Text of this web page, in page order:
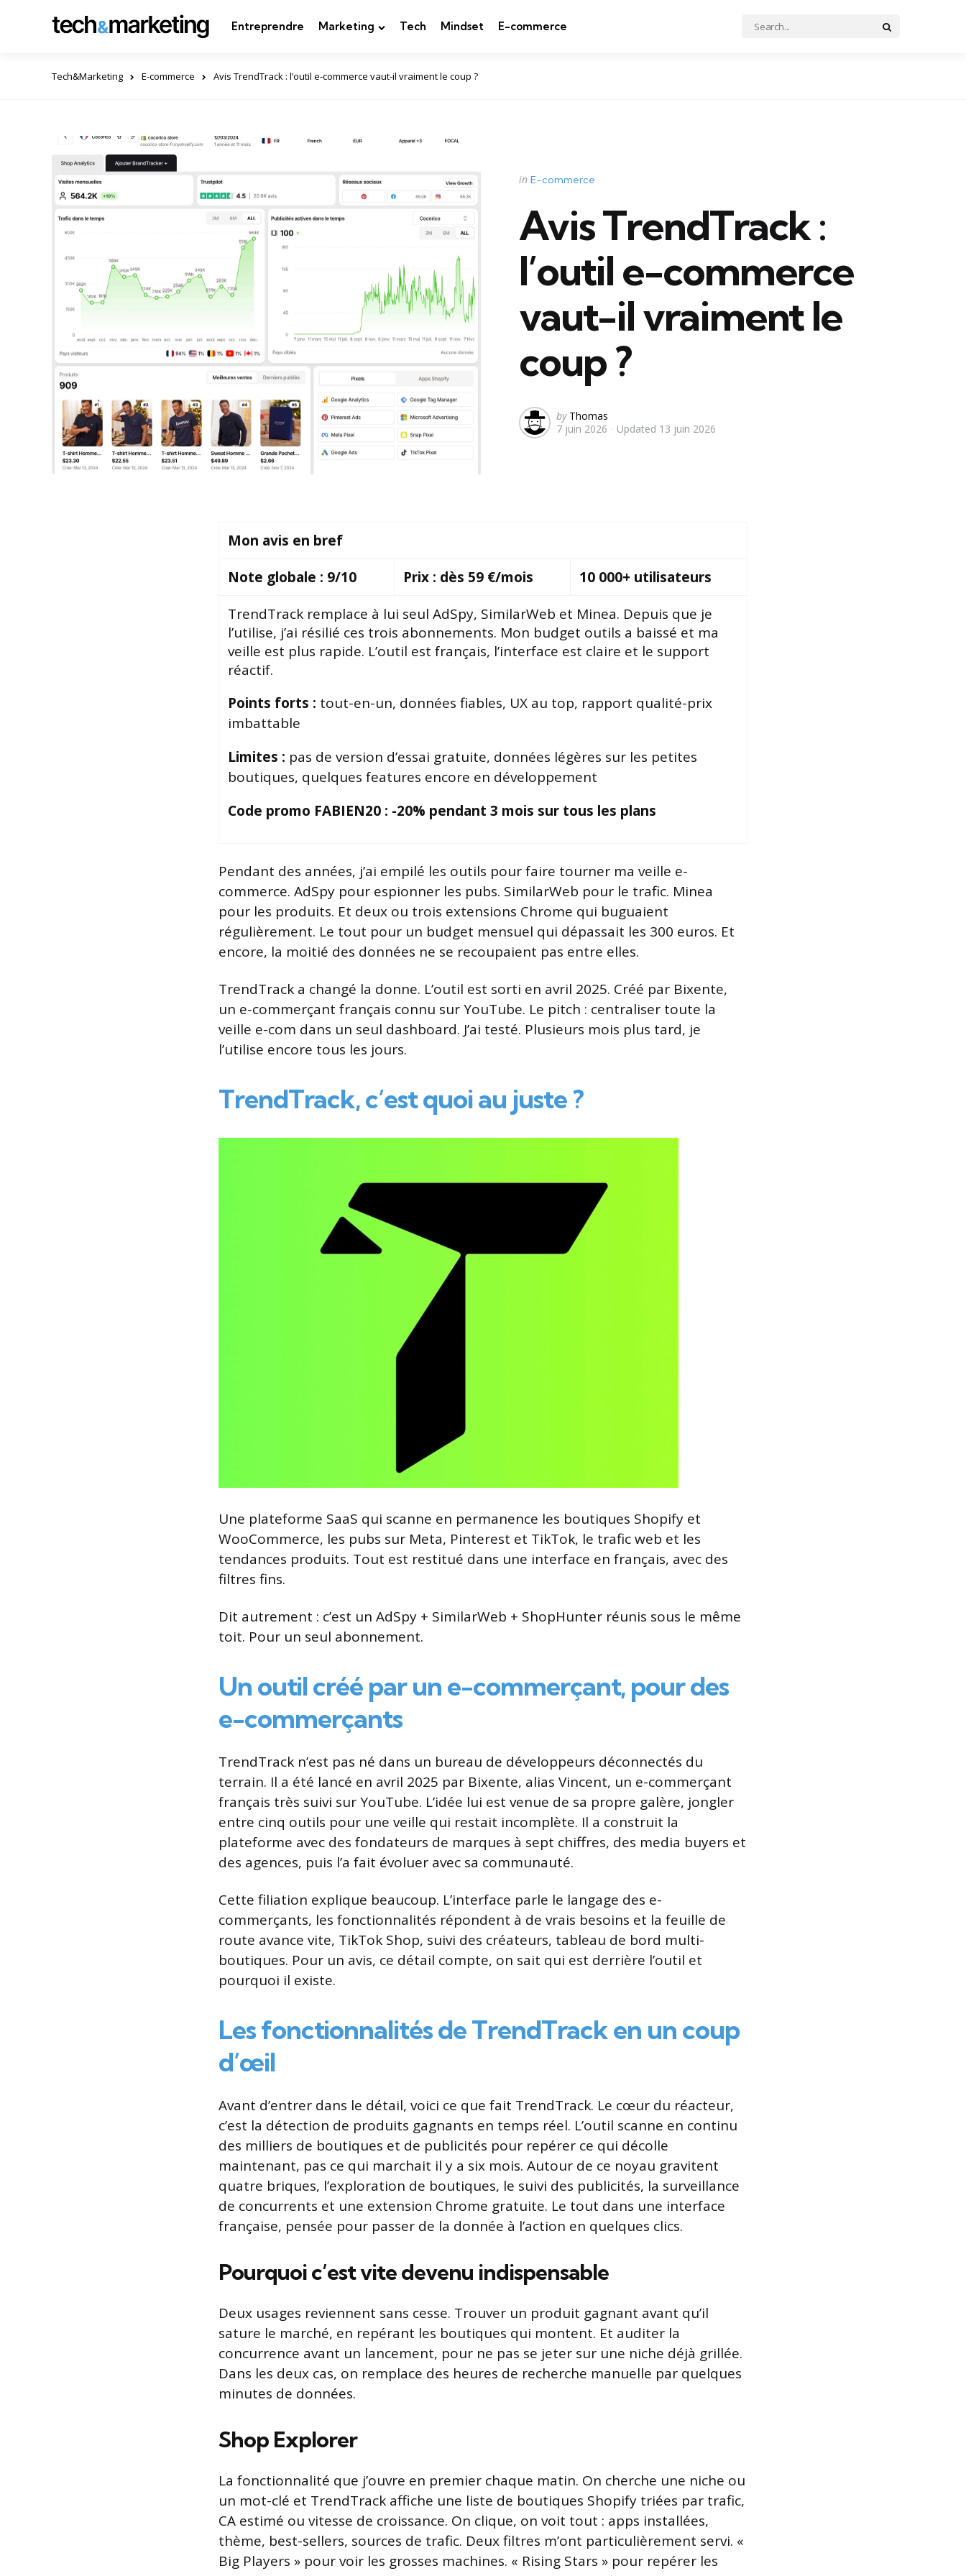
Entreprendre Marketing Tech Mindset E-commerce
Search
for:
Tech&Marketing E-commerce Avis TrendTrack : l’outil e-commerce vaut-il vraiment le coup ?
Categories
Posted
in E-commerce
Avis TrendTrack :
l’outil e-commerce
vaut-il vraiment le
coup ?
Posted
by
by Thomas
7 juin 2026
Updated 13 juin 2026
Mon avis en bref
Note globale : 9/10
Prix : dès 59 €/mois
10 000+ utilisateurs
TrendTrack remplace à lui seul AdSpy, SimilarWeb et Minea. Depuis que je
l’utilise, j’ai résilié ces trois abonnements. Mon budget outils a baissé et ma
veille est plus rapide. L’outil est français, l’interface est claire et le support
réactif.
Points forts : tout-en-un, données fiables, UX au top, rapport qualité-prix
imbattable
Limites : pas de version d’essai gratuite, données légères sur les petites
boutiques, quelques features encore en développement
Code promo FABIEN20 : -20% pendant 3 mois sur tous les plans
Pendant des années, j’ai empilé les outils pour faire tourner ma veille e-
commerce. AdSpy pour espionner les pubs. SimilarWeb pour le trafic. Minea
pour les produits. Et deux ou trois extensions Chrome qui buguaient
régulièrement. Le tout pour un budget mensuel qui dépassait les 300 euros. Et
encore, la moitié des données ne se recoupaient pas entre elles.
TrendTrack a changé la donne. L’outil est sorti en avril 2025. Créé par Bixente,
un e-commerçant français connu sur YouTube. Le pitch : centraliser toute la
veille e-com dans un seul dashboard. J’ai testé. Plusieurs mois plus tard, je
l’utilise encore tous les jours.
TrendTrack, c’est quoi au juste ?
Une plateforme SaaS qui scanne en permanence les boutiques Shopify et
WooCommerce, les pubs sur Meta, Pinterest et TikTok, le trafic web et les
tendances produits. Tout est restitué dans une interface en français, avec des
filtres fins.
Dit autrement : c’est un AdSpy + SimilarWeb + ShopHunter réunis sous le même
toit. Pour un seul abonnement.
Un outil créé par un e-commerçant, pour des
e-commerçants
TrendTrack n’est pas né dans un bureau de développeurs déconnectés du
terrain. Il a été lancé en avril 2025 par Bixente, alias Vincent, un e-commerçant
français très suivi sur YouTube. L’idée lui est venue de sa propre galère, jongler
entre cinq outils pour une veille qui restait incomplète. Il a construit la
plateforme avec des fondateurs de marques à sept chiffres, des media buyers et
des agences, puis l’a fait évoluer avec sa communauté.
Cette filiation explique beaucoup. L’interface parle le langage des e-
commerçants, les fonctionnalités répondent à de vrais besoins et la feuille de
route avance vite, TikTok Shop, suivi des créateurs, tableau de bord multi-
boutiques. Pour un avis, ce détail compte, on sait qui est derrière l’outil et
pourquoi il existe.
Les fonctionnalités de TrendTrack en un coup
d’œil
Avant d’entrer dans le détail, voici ce que fait TrendTrack. Le cœur du réacteur,
c’est la détection de produits gagnants en temps réel. L’outil scanne en continu
des milliers de boutiques et de publicités pour repérer ce qui décolle
maintenant, pas ce qui marchait il y a six mois. Autour de ce noyau gravitent
quatre briques, l’exploration de boutiques, le suivi des publicités, la surveillance
de concurrents et une extension Chrome gratuite. Le tout dans une interface
française, pensée pour passer de la donnée à l’action en quelques clics.
Pourquoi c’est vite devenu indispensable
Deux usages reviennent sans cesse. Trouver un produit gagnant avant qu’il
sature le marché, en repérant les boutiques qui montent. Et auditer la
concurrence avant un lancement, pour ne pas se jeter sur une niche déjà grillée.
Dans les deux cas, on remplace des heures de recherche manuelle par quelques
minutes de données.
Shop Explorer
La fonctionnalité que j’ouvre en premier chaque matin. On cherche une niche ou
un mot-clé et TrendTrack affiche une liste de boutiques Shopify triées par trafic,
CA estimé ou vitesse de croissance. On clique, on voit tout : apps installées,
thème, best-sellers, sources de trafic. Deux filtres m’ont particulièrement servi. «
Big Players » pour voir les grosses machines. « Rising Stars » pour repérer les